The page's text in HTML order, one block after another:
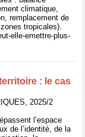
climatique,
remplacement de
tropicales).
elle-emettre-plus-
: le cas
2025/2
l’espace
de l’identité, de la